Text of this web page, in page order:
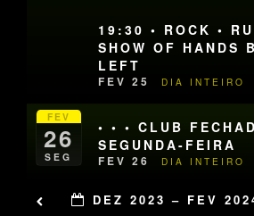
19:30 • ROCK •
SHOW OF HANDS
LEFT
FEV 25 DIA INTEIRO
FEV
26
SEG
• • • CLUB
SEGUNDA-FEIRA
FEV 26 DIA INTEIRO
DEZ 2023 – FEV